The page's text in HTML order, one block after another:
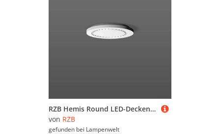
RZB Hemis Round LED-Deckenleuchte Ø 25cm 3.000 K
von RZB
gefunden bei Lampenwelt